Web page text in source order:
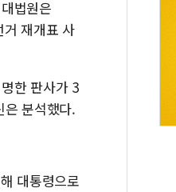
법원은
재개표 사
한 판사가 3
은 분석했다.
대통령으로